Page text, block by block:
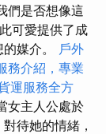
們是否想像這
可愛提供了成
媒介。 戶外
務介紹，專業
運服務全方
女主人公處於
待她的情緒，